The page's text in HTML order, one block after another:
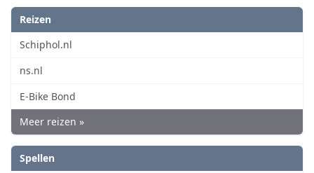
Reizen
Schiphol.nl
ns.nl
E-Bike Bond
Meer reizen »
Spellen